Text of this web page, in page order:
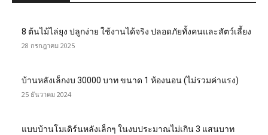
8 ต้นไม้ไล่ยุง ปลูกง่าย ใช้งานได้จริง ปลอดภัยทั้งคนและสัตว์เลี้ยง
28 กรกฎาคม 2025
บ้านหลังเล็กงบ 30000 บาท ขนาด 1 ห้องนอน (ไม่รวมค่าแรง)
25 ธันวาคม 2024
แบบบ้านโมเดิร์นหลังเล็กๆ ในงบประมาณไม่เกิน 3 แสนบาท